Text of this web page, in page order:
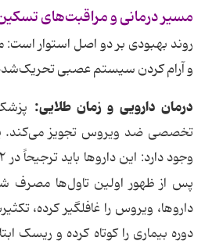
مسیر درمانی و مراقبت‌های
روند بهبودی بر دو اصل استوار
و آرام کردن سیستم عصبی
درمان دارویی و زمان طلایی:
تخصصی ضد ویروس تجویز می‌کند.
پس از ظهور اولین تاول‌ها مصرف
داروها، ویروس را غافلگیر کرده،
دوره بیماری را کوتاه کرده و ریسک